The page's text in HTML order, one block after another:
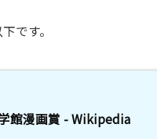
です。
館漫画賞 - Wikipedia